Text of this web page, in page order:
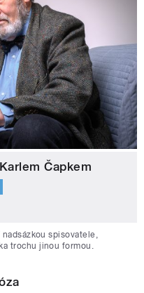
Čapkem
spisovatele,
trochu jinou formou.